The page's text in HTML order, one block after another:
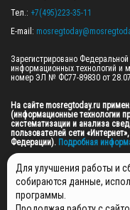
Тел.: +7(495)223-35-11
E-mail:
Зарегистрировано
информационных технологий и
номер ЭЛ № ФС77-89830 от
На сайте mosregtoday.ru
(информационные технологии
систематизации и анализа
пользователей сети
Федерации). Подробная
© 2026 ПРАВА НА ВСЕ
МЕДИА" (ОГРН: 1255000059467).
Для улучшения работы и
собираются данные,
программы.